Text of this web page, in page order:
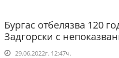
Бургас отбелязва 120
Задгорски с
29.06.2022г. 12:47ч.